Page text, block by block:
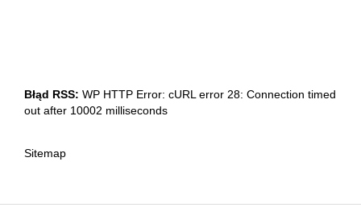
Błąd RSS: WP HTTP Error: cURL error 28: Connection timed
out after 10002 milliseconds
Sitemap